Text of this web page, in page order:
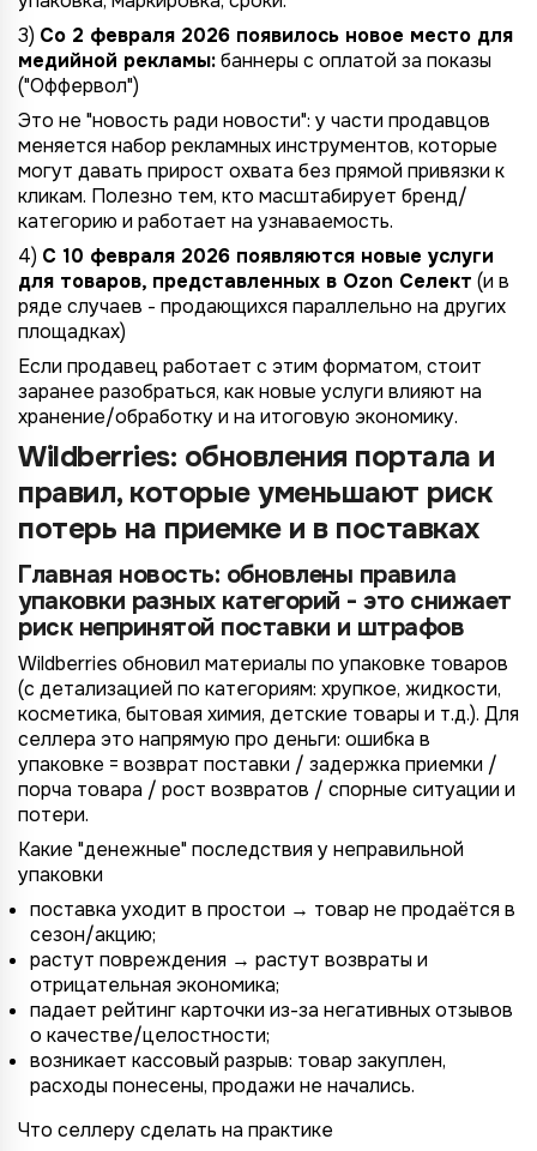
3) Со 2 февраля 2026 появилось новое место для
медийной рекламы:баннеры с оплатой за показы
("Оффервол")
Это не "новость ради новости": у части продавцов
меняется набор рекламных инструментов, которые
могут давать прирост охвата без прямой привязки к
кликам. Полезно тем, кто масштабирует бренд/
категорию и работает на узнаваемость.
4) С 10 февраля 2026 появляются новые услуги
для товаров, представленных в Ozon Селект (и в
ряде случаев - продающихся параллельно на других
площадках)
Если продавец работает с этим форматом, стоит
заранее разобраться, как новые услуги влияют на
хранение/обработку и на итоговую экономику.
Wildberries: обновления портала и
правил, которые уменьшают риск
потерь на приемке и в поставках
Главная новость: обновлены правила
упаковки разных категорий - это снижает
риск непринятой поставки и штрафов
Wildberries обновил материалы по упаковке товаров
(с детализацией по категориям: хрупкое, жидкости,
косметика, бытовая химия, детские товары и т.д.). Для
селлера это напрямую про деньги: ошибка в
упаковке = возврат поставки / задержка приемки /
порча товара / рост возвратов / спорные ситуации и
потери.
Какие "денежные" последствия у неправильной
упаковки
поставка уходит в простои → товар не продаётся в
сезон/акцию;
растут повреждения → растут возвраты и
отрицательная экономика;
падает рейтинг карточки из-за негативных отзывов
о качестве/целостности;
возникает кассовый разрыв: товар закуплен,
расходы понесены, продажи не начались.
Что селлеру сделать на практике